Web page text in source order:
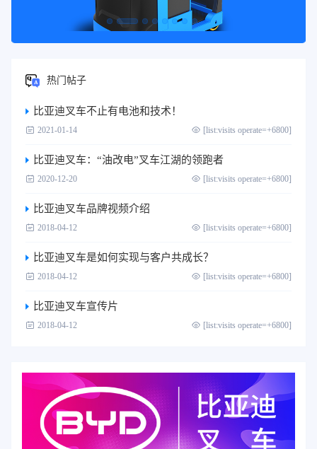
热门帖子
比亚迪叉车不止有电池和技术！
2021-01-14 [list:visits operate=+6800]
比亚迪叉车：“油改电”叉车江湖的领跑者
2020-12-20 [list:visits operate=+6800]
比亚迪叉车品牌视频介绍
2018-04-12 [list:visits operate=+6800]
比亚迪叉车是如何实现与客户共成长？
2018-04-12 [list:visits operate=+6800]
比亚迪叉车宣传片
2018-04-12 [list:visits operate=+6800]